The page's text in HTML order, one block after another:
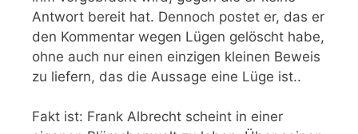
Antwort bereit hat. Dennoch postet er, das er
den Kommentar wegen Lügen gelöscht habe,
ohne auch nur einen einzigen kleinen Beweis
zu liefern, das die Aussage eine Lüge ist..
Fakt ist: Frank Albrecht scheint in einer